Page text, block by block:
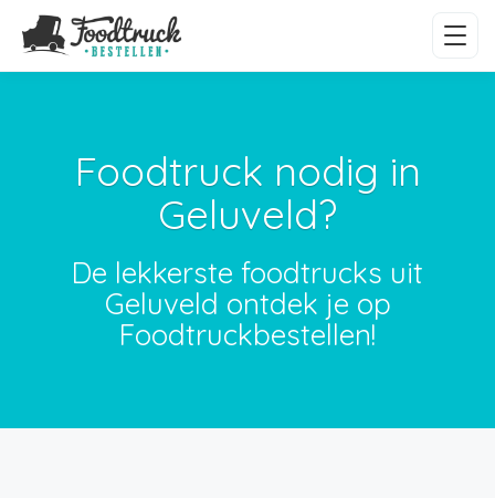
Foodtruck nodig in
Geluveld?
De lekkerste foodtrucks uit
Geluveld ontdek je op
Foodtruckbestellen!